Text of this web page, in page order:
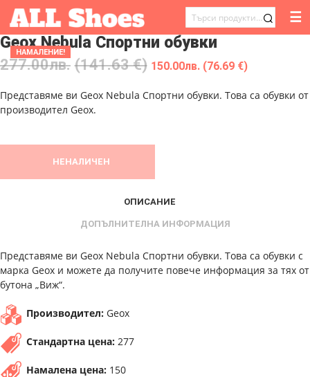
ТЪРСЕНЕ
ЗА:
☰
НАМАЛЕНИЕ!
Geox Nebula Спортни обувки
277.00лв. (141.63 €) 150.00лв. (76.69 €)
Представяме ви Geox Nebula Спортни обувки. Това са обувки от
производител Geox.
НЕНАЛИЧЕН
ОПИСАНИЕ
ДОПЪЛНИТЕЛНА ИНФОРМАЦИЯ
Представяме ви Geox Nebula Спортни обувки. Това са обувки с
марка Geox и можете да получите повече информация за тях от
бутона „Виж“.
Производител: Geox
Стандартна цена: 277
Намалена цена: 150